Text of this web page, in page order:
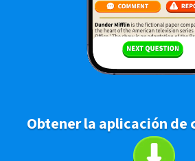
Obtener la aplicación de